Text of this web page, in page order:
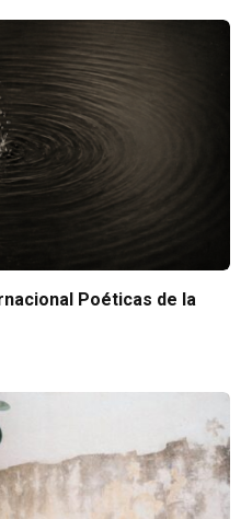
Poéticas de la